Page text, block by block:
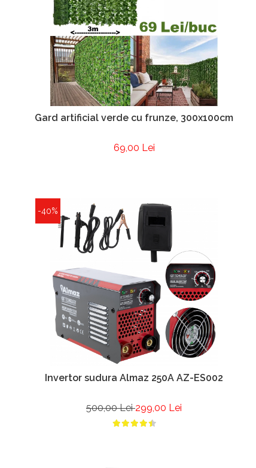
Gard artificial verde cu frunze, 300x100cm
69,00 Lei
-40%
Invertor sudura Almaz 250A AZ-ES002
500,00 Lei299,00 Lei